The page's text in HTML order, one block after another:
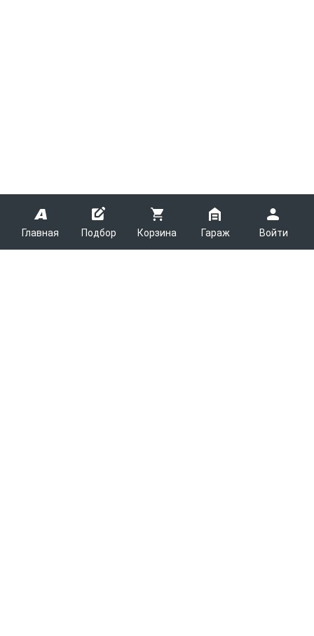
Главная Подбор Корзина Гараж Войти